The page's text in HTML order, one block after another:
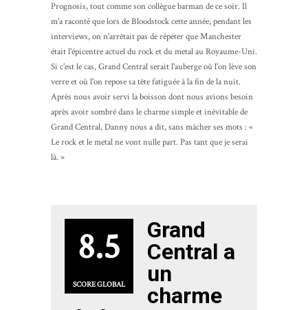
Prognosis, tout comme son collègue barman de ce soir. Il
m'a raconté que lors de Bloodstock cette année, pendant les
interviews, on n'arrêtait pas de répéter que Manchester
était l'épicentre actuel du rock et du metal au Royaume-Uni.
Si c'est le cas, Grand Central serait l'auberge où l'on lève son
verre et où l'on repose sa tête fatiguée à la fin de la nuit.
Après nous avoir servi la boisson dont nous avions besoin
après avoir sombré dans le charme simple et inévitable de
Grand Central, Danny nous a dit, sans mâcher ses mots : «
Le rock et le metal ne vont nulle part. Pas tant que je serai
là. »
8.5
SCORE GLOBAL
Grand
Central a
un
charme